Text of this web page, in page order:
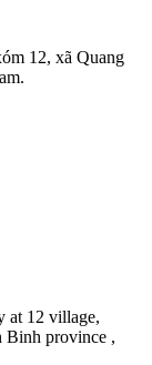
12, xã Quang
at 12 village,
Binh province ,